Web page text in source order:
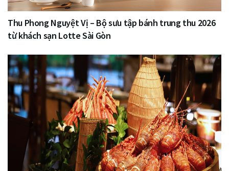
Thu Phong Nguyệt Vị – Bộ sưu tập bánh trung thu 2026
từ khách sạn Lotte Sài Gòn